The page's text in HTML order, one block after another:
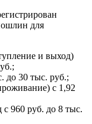
для
и выход)
до 30 тыс. руб.;
с 1,92
с 960 руб. до 8 тыс.